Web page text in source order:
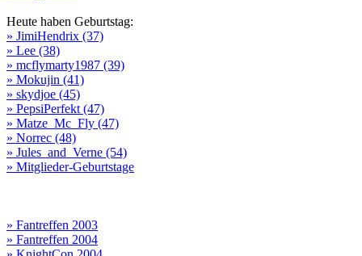
Heute haben Geburtstag:
» JimiHendrix (37)
» Lee (38)
» mcflymarty1987 (39)
» Mokujin (41)
» skydjoe (45)
» PepsiPerfekt (47)
» Matze_Mc_Fly (47)
» Norrec (48)
» Jules_and_Verne (54)
» Mitglieder-Geburtstage
» Fantreffen 2003
» Fantreffen 2004